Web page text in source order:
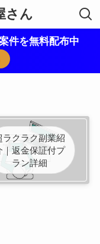
さん
件を無料配布中
ラクラク副業紹
｜返金保証付プ
ラン詳細